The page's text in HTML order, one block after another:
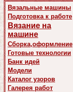
Вязальные машины
Подготовка к работе
Вязание на
машине
Сборка,оформление
Готовые технологии
Банк идей
Модели
Каталог узоров
Галерея работ